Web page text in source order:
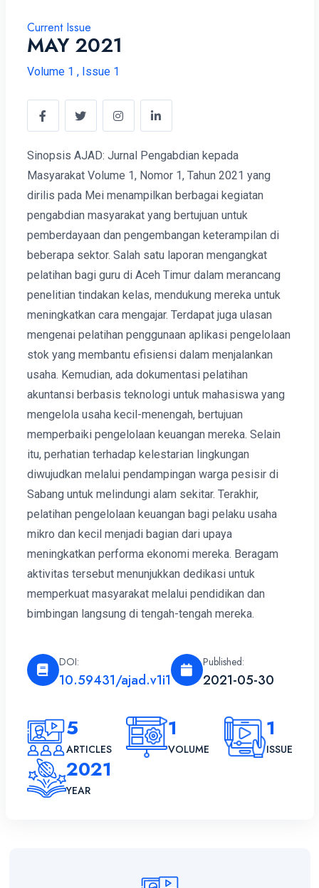
Current Issue
MAY 2021
Volume 1 , Issue 1
Sinopsis AJAD: Jurnal Pengabdian kepada
Masyarakat Volume 1, Nomor 1, Tahun 2021 yang
dirilis pada Mei menampilkan berbagai kegiatan
pengabdian masyarakat yang bertujuan untuk
pemberdayaan dan pengembangan keterampilan di
beberapa sektor. Salah satu laporan mengangkat
pelatihan bagi guru di Aceh Timur dalam merancang
penelitian tindakan kelas, mendukung mereka untuk
meningkatkan cara mengajar. Terdapat juga ulasan
mengenai pelatihan penggunaan aplikasi pengelolaan
stok yang membantu efisiensi dalam menjalankan
usaha. Kemudian, ada dokumentasi pelatihan
akuntansi berbasis teknologi untuk mahasiswa yang
mengelola usaha kecil-menengah, bertujuan
memperbaiki pengelolaan keuangan mereka. Selain
itu, perhatian terhadap kelestarian lingkungan
diwujudkan melalui pendampingan warga pesisir di
Sabang untuk melindungi alam sekitar. Terakhir,
pelatihan pengelolaan keuangan bagi pelaku usaha
mikro dan kecil menjadi bagian dari upaya
meningkatkan performa ekonomi mereka. Beragam
aktivitas tersebut menunjukkan dedikasi untuk
memperkuat masyarakat melalui pendidikan dan
bimbingan langsung di tengah-tengah mereka.
DOI:
10.59431/ajad.v1i1
Published:
2021-05-30
5
ARTICLES
1
VOLUME
1
ISSUE
2021
YEAR